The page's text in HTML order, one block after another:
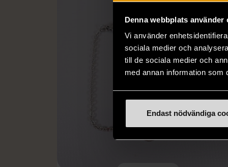
Denna webbplats använder
Vi använder
sociala medier och
till de sociala medier och
med annan information som
Endast nödvändiga